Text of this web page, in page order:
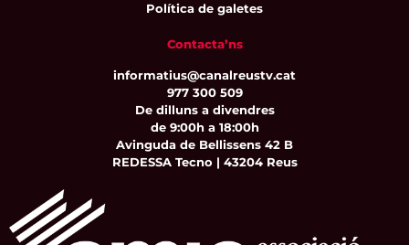
Política de galetes
Contacta’ns
informatius@canalreustv.cat
977 300 509
De dilluns a divendres
de 9:00h a 18:00h
Avinguda de Bellissens 42 B
REDESSA Tecno | 43204 Reus